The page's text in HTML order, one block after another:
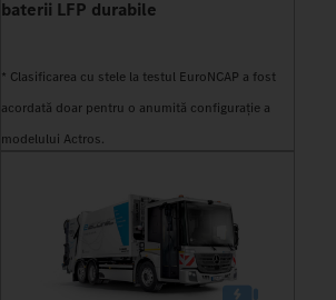
baterii LFP durabile
* Clasificarea cu stele la testul EuroNCAP a fost
acordată doar pentru o anumită configurație a
modelului Actros.